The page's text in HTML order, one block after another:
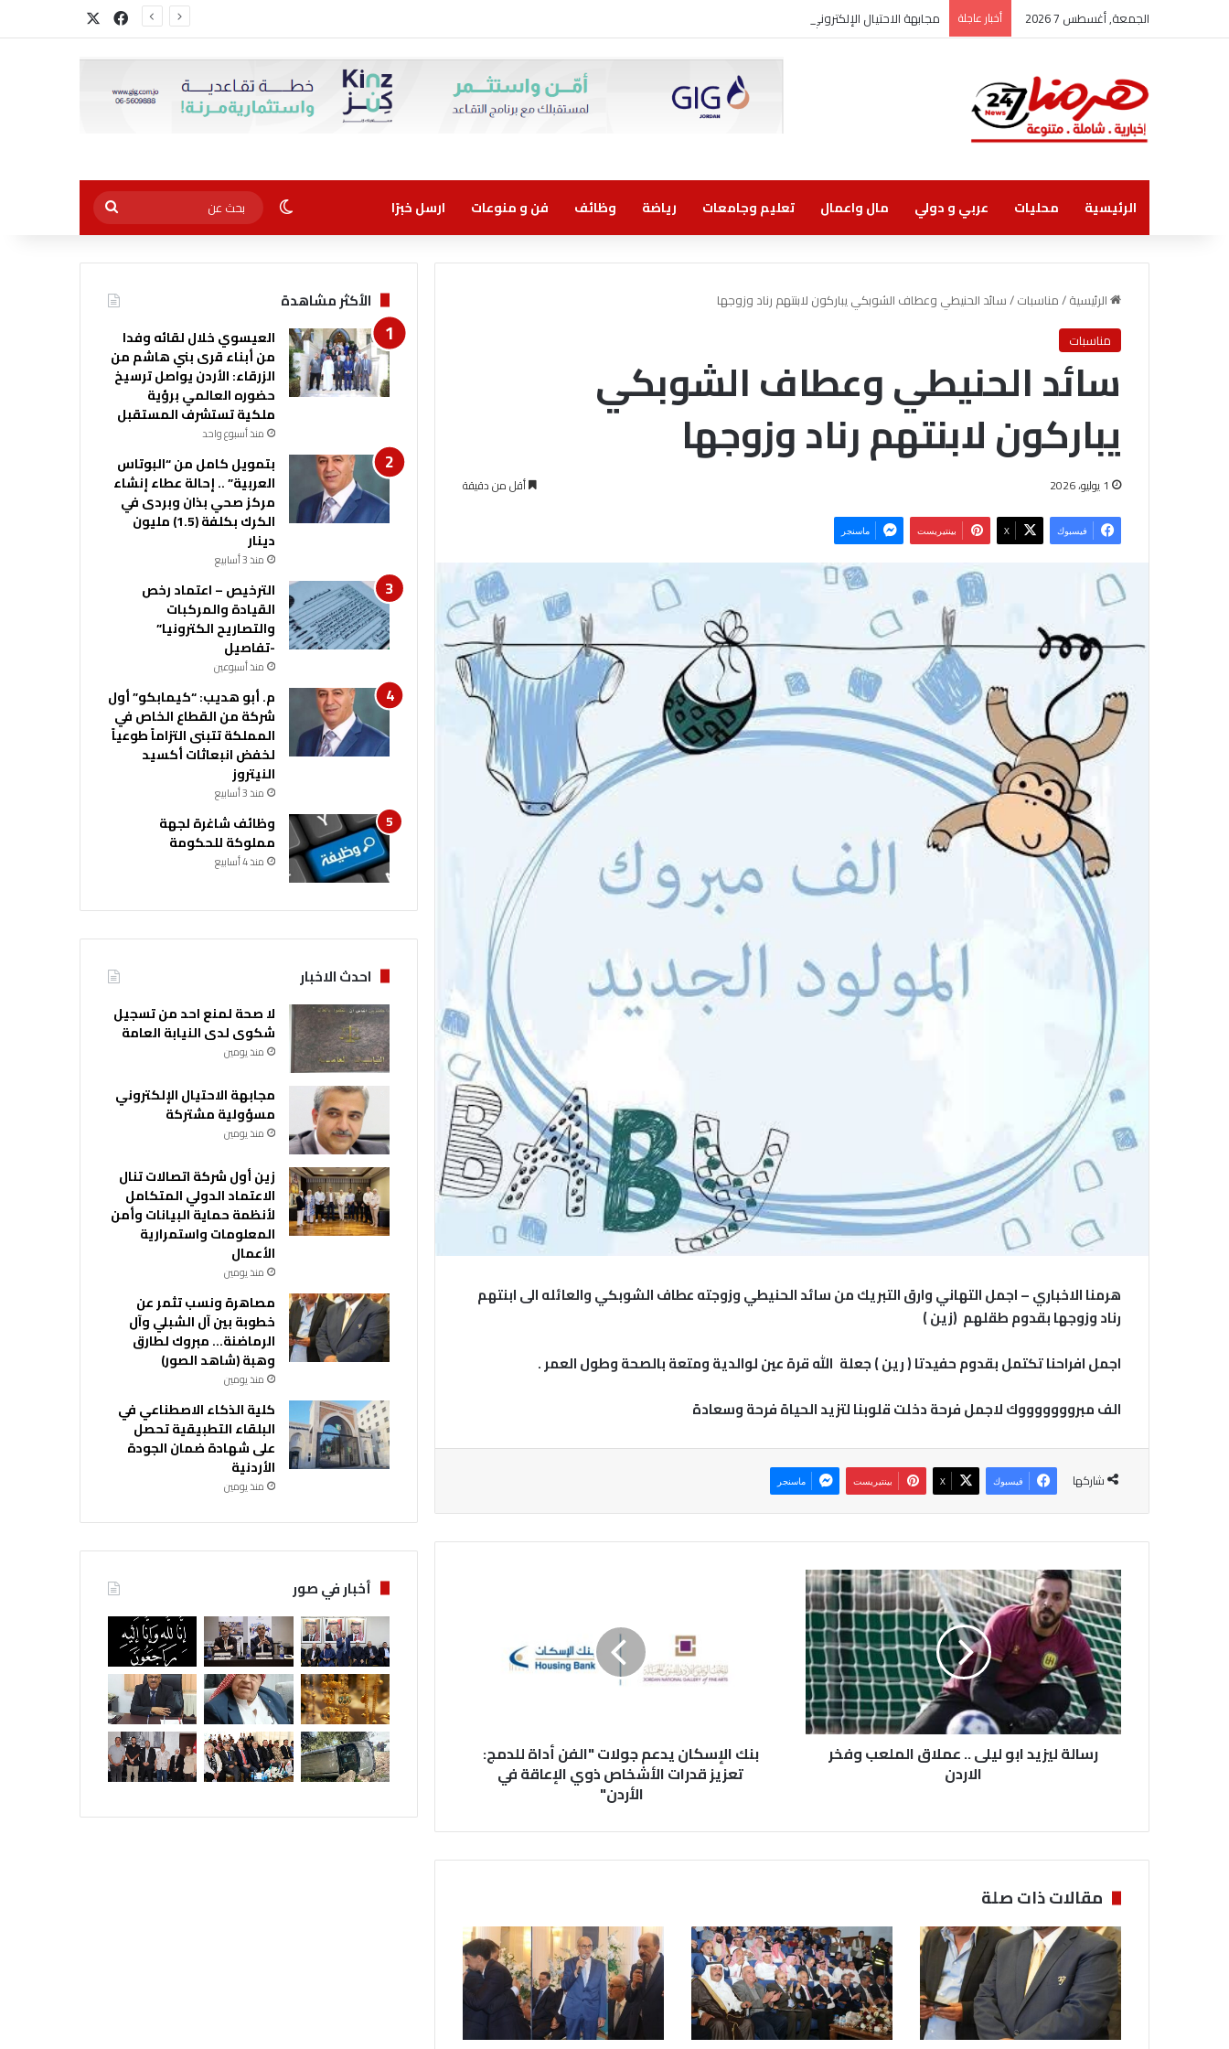
الجمعة, أغسطس 7 2026 أخبار عاجلة مجابهة الاحتيال الإلكتروني مسؤولية مشتركة فيسبوك
الرئيسية محليات عربي و دولي مال واعمال تعليم وجامعات رياضة وظائف فن و منوعات ارسل خبرًا الوضع المظلم
بحث
عن
الرئيسية/مناسبات/سائد الحنيطي وعطاف الشوبكي يباركون لابنتهم رناد وزوجها
مناسبات
سائد الحنيطي وعطاف الشوبكي
يباركون لابنتهم رناد وزوجها
1 يوليو، 2026 أقل من دقيقة
فيسبوك ‫X بينتيريست ماسنجر
هرمنا الاخباري – اجمل التهاني وارق التبريك من سائد الحنيطي وزوجته عطاف الشوبكي والعائله الى ابنتهم
رناد وزوجها بقدوم طقلهم (زين )
اجمل افراحنا تكتمل بقدوم حفيدتا ( رين ) جعلة الله قرة عين لوالدية ومتعة بالصحة وطول العمر .
الف مبروووووووك لاجمل فرحة دخلت قلوبنا لتزيد الحياة فرحة وسعادة
شاركها فيسبوك ‫X بينتيريست ماسنجر
ر
س
ا
ل
ة
ل
ي
ز
ي
ل
ل
ى
.
.
ع
م
ل
ا
ا
رسالة ليزيد ابو ليلى .. عملاق الملعب وفخر
الاردن
م
و
ت
"
ا
ل
ف
ن
أ
بنك الإسكان يدعم جولات "الفن أداة للدمج:
تعزيز قدرات الأشخاص ذوي الإعاقة في
الأردن"
مقالات ذات صلة
الأكثر مشاهدة
العيسوي خلال لقائه وفدا
من أبناء قرى بني هاشم من
الزرقاء: الأردن يواصل ترسيخ
حضوره العالمي برؤية
ملكية تستشرف المستقبل
منذ أسبوع واحد
بتمويل كامل من “البوتاس
العربية” .. إحالة عطاء إنشاء
مركز صحي بذان وبردى في
الكرك بكلفة (1.5) مليون
دينار
منذ 3 أسابيع
الترخيص – اعتماد رخص
القيادة والمركبات
والتصاريح الكترونيا”
-تفاصيل
منذ أسبوعين
م. أبو هديب: “كيمابكو” أول
شركة من القطاع الخاص في
المملكة تتبنى التزاماً طوعياً
لخفض انبعاثات أكسيد
النيتروز
منذ 3 أسابيع
وظائف شاغرة لجهة
مملوكة للحكومة
منذ 4 أسابيع
احدث الاخبار
لا صحة لمنع احد من تسجيل
شكوى لدى النيابة العامة
منذ يومين
مجابهة الاحتيال الإلكتروني
مسؤولية مشتركة
منذ يومين
زين أول شركة اتصالات تنال
الاعتماد الدولي المتكامل
لأنظمة حماية البيانات وأمن
المعلومات واستمرارية
الأعمال
منذ يومين
مصاهرة ونسب تثمر عن
خطوبة بين آل الشبلي وآل
الرماضنة… مبروك لطارق
وهبة (شاهد الصور)
منذ يومين
كلية الذكاء الاصطناعي في
البلقاء التطبيقية تحصل
على شهادة ضمان الجودة
الأردنية
منذ يومين
أخبار في صور